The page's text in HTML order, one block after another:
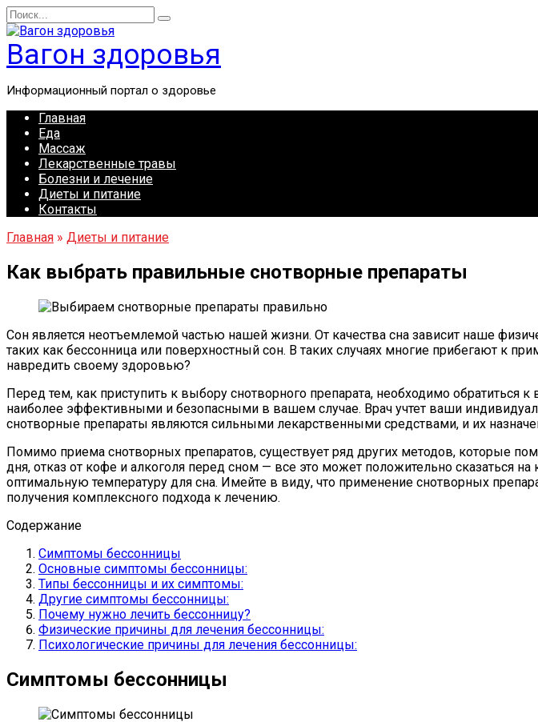
Перейти
к
содержанию
Search
for:
Вагон здоровья
Информационный портал о здоровье
Главная
Еда
Массаж
Лекарственные травы
Болезни и лечение
Диеты и питание
Контакты
Главная » Диеты и питание
Как выбрать правильные снотворные препараты
Сон является неотъемлемой частью нашей жизни. От качества сна зависит наше
таких как бессонница или поверхностный сон. В таких случаях многие прибегают к
навредить своему здоровью?
Перед тем, как приступить к выбору снотворного препарата, необходимо
наиболее эффективными и безопасными в вашем случае. Врач учтет ваши
снотворные препараты являются сильными лекарственными средствами, и их
Помимо приема снотворных препаратов, существует ряд других методов, которые
дня, отказ от кофе и алкоголя перед сном — все это может положительно сказаться
оптимальную температуру для сна. Имейте в виду, что применение снотворных
получения комплексного подхода к лечению.
Содержание
Симптомы бессонницы
Основные симптомы бессонницы:
Типы бессонницы и их симптомы:
Другие симптомы бессонницы:
Почему нужно лечить бессонницу?
Физические причины для лечения бессонницы:
Психологические причины для лечения бессонницы:
Симптомы бессонницы